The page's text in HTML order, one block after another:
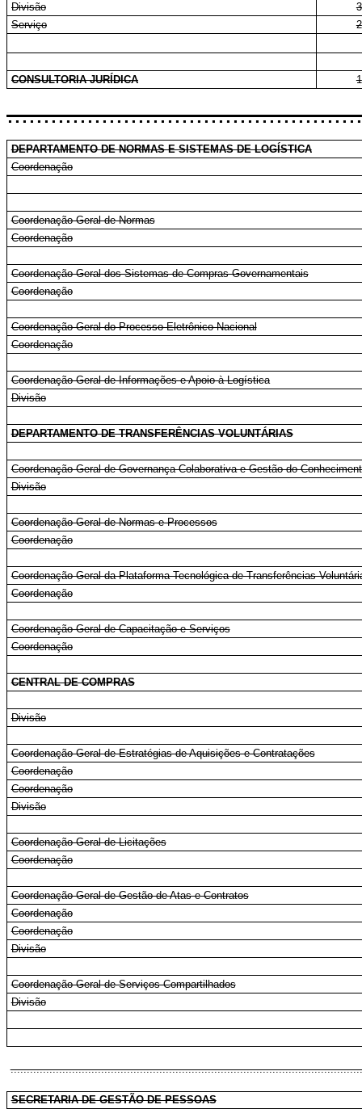
Divisão
3
Serviço
2
CONSULTORIA JURÍDICA 1
DEPARTAMENTO DE NORMAS E SISTEMAS DE LOGÍSTICA
Coordenação
Coordenação-Geral de Normas
Coordenação
Coordenação-Geral dos Sistemas de Compras Governamentais
Coordenação
Coordenação-Geral do Processo Eletrônico Nacional
Coordenação
Coordenação-Geral de Informações e Apoio à Logística
Divisão
DEPARTAMENTO DE TRANSFERÊNCIAS VOLUNTÁRIAS
Coordenação-Geral de Governança Colaborativa e Gestão do
Divisão
Coordenação-Geral de Normas e Processos
Coordenação
Coordenação-Geral da Plataforma Tecnológica de Transferências
Coordenação
Coordenação-Geral de Capacitação e Serviços
Coordenação
CENTRAL DE COMPRAS
Divisão
Coordenação-Geral de Estratégias de Aquisições e Contratações
Coordenação
Coordenação
Divisão
Coordenação-Geral de Licitações
Coordenação
Coordenação-Geral de Gestão de Atas e Contratos
Coordenação
Coordenação
Divisão
Coordenação-Geral de Serviços Compartilhados
Divisão
SECRETARIA DE GESTÃO DE PESSOAS